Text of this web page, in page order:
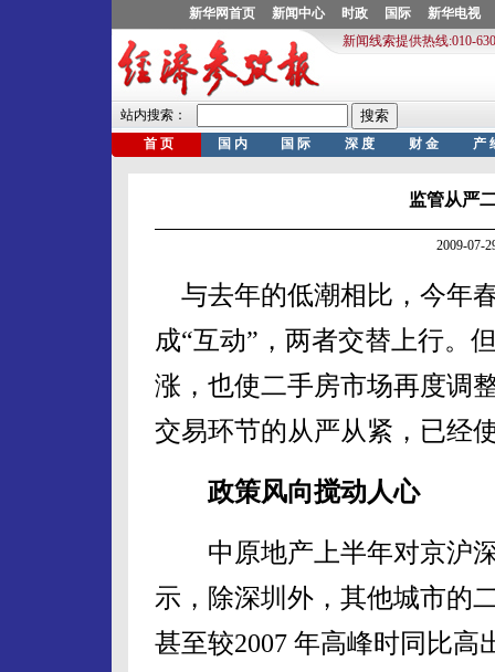
监管从严
2009-07-
与去年的低潮相比，今年
成“互动”，两者交替上行。
涨，也使二手房市场再度调
交易环节的从严从紧，已经
政策风向搅动人心
中原地产上半年对京沪深
示，除深圳外，其他城市的
甚至较2007 年高峰时同比高